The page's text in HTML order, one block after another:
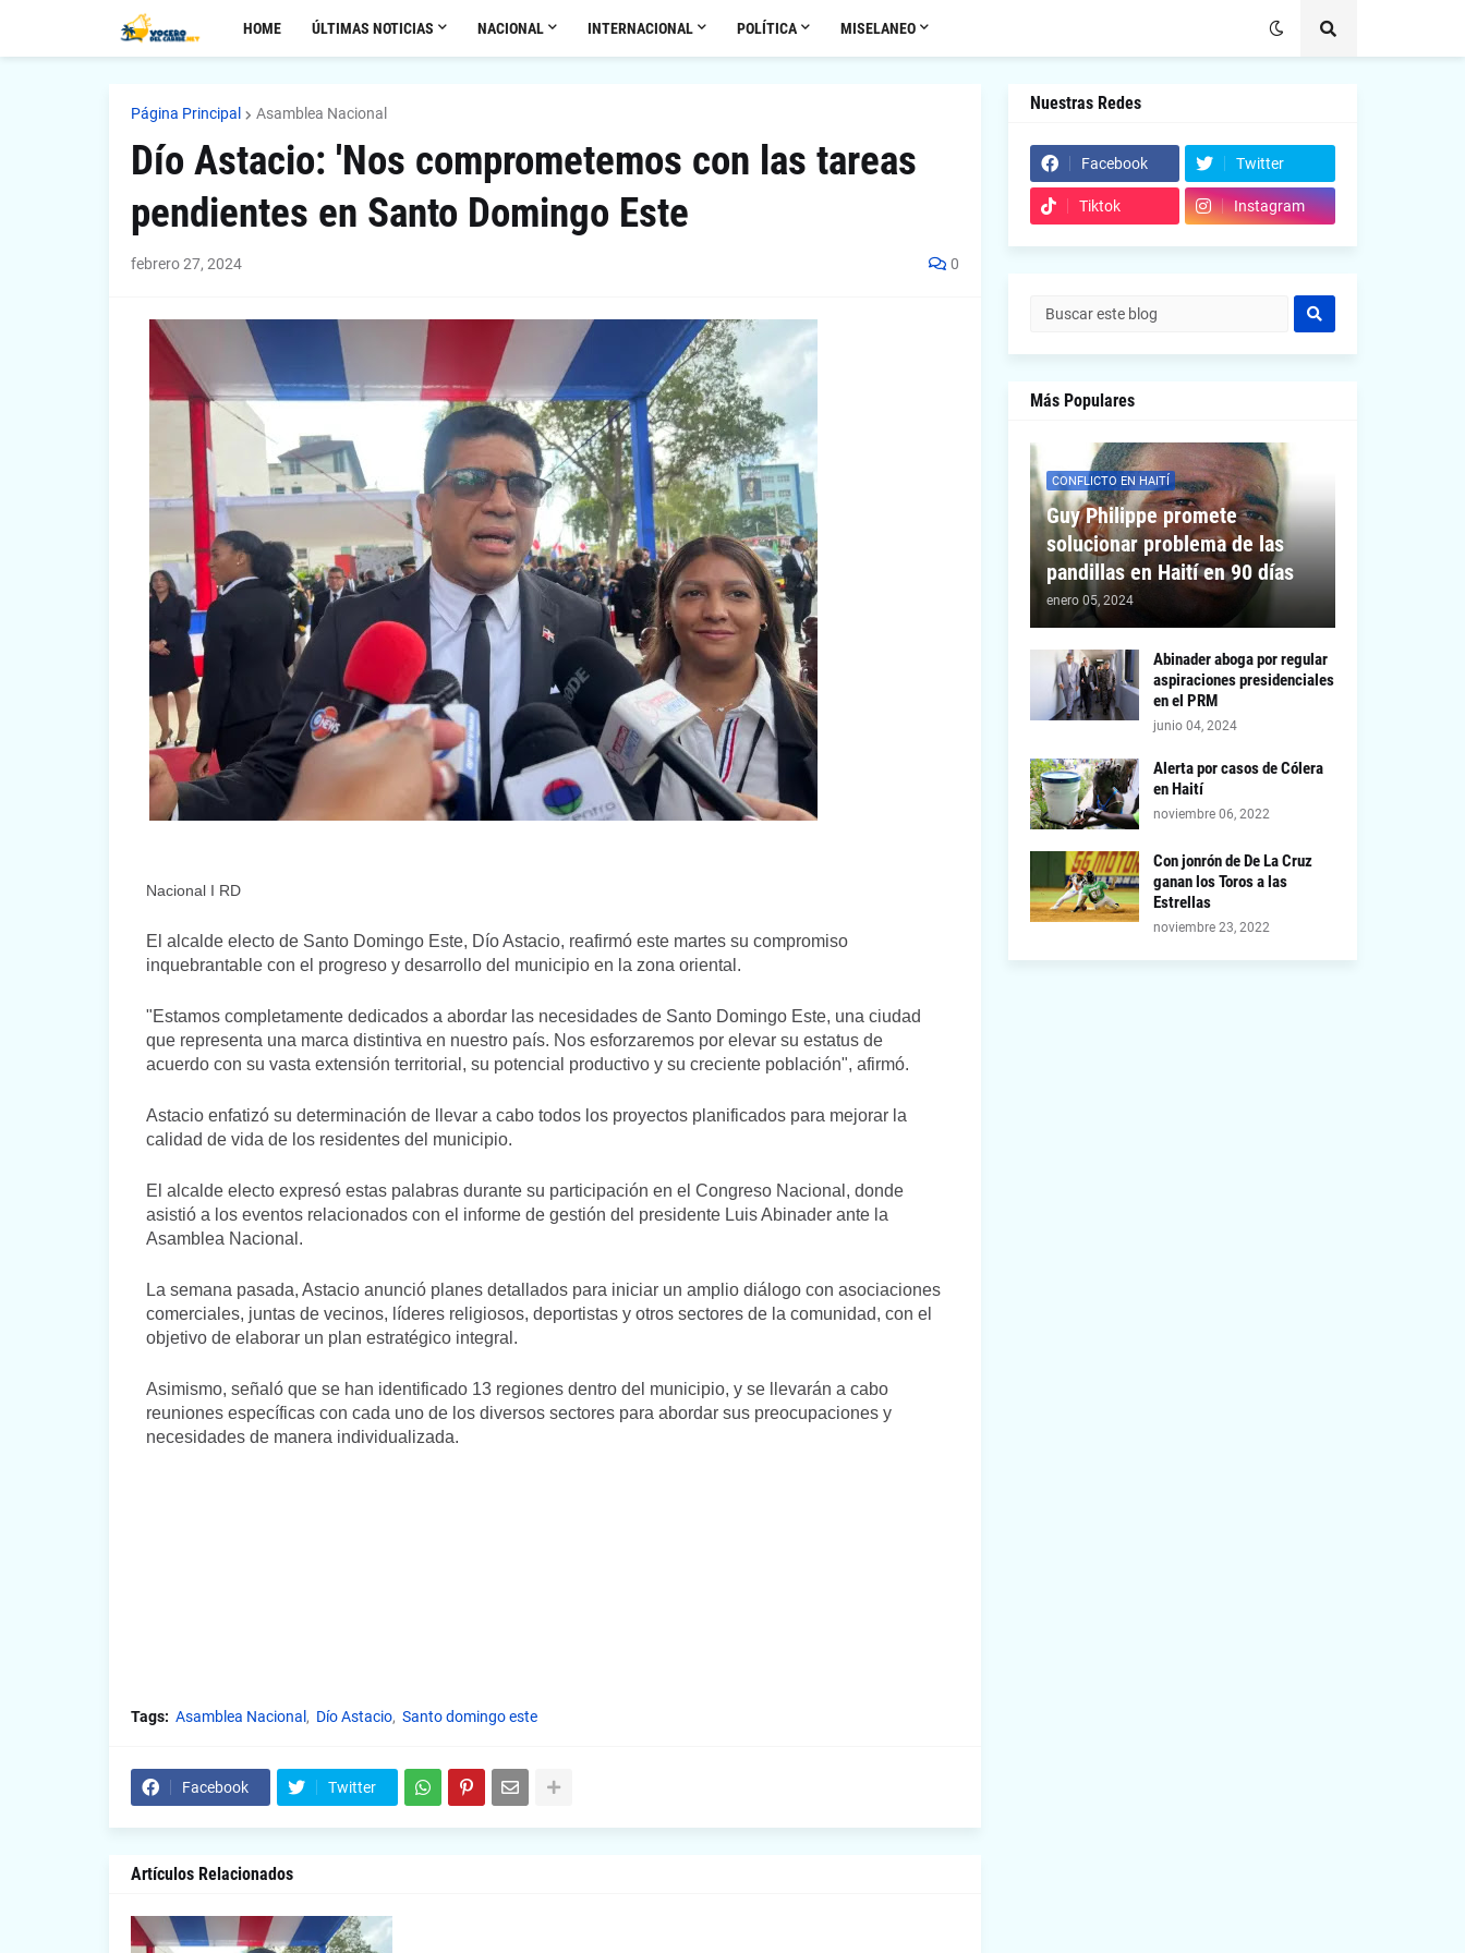
HOME ÚLTIMAS NOTICIAS NACIONAL INTERNACIONAL POLÍTICA MISELANEO
Página Principal Asamblea Nacional
Dío Astacio: 'Nos comprometemos con las tareas
pendientes en Santo Domingo Este
febrero 27, 2024 0
Nacional I RD
El alcalde electo de Santo Domingo Este, Dío Astacio, reafirmó este martes su compromiso
inquebrantable con el progreso y desarrollo del municipio en la zona oriental.
"Estamos completamente dedicados a abordar las necesidades de Santo Domingo Este, una ciudad
que representa una marca distintiva en nuestro país. Nos esforzaremos por elevar su estatus de
acuerdo con su vasta extensión territorial, su potencial productivo y su creciente población", afirmó.
Astacio enfatizó su determinación de llevar a cabo todos los proyectos planificados para mejorar la
calidad de vida de los residentes del municipio.
El alcalde electo expresó estas palabras durante su participación en el Congreso Nacional, donde
asistió a los eventos relacionados con el informe de gestión del presidente Luis Abinader ante la
Asamblea Nacional.
La semana pasada, Astacio anunció planes detallados para iniciar un amplio diálogo con asociaciones
comerciales, juntas de vecinos, líderes religiosos, deportistas y otros sectores de la comunidad, con el
objetivo de elaborar un plan estratégico integral.
Asimismo, señaló que se han identificado 13 regiones dentro del municipio, y se llevarán a cabo
reuniones específicas con cada uno de los diversos sectores para abordar sus preocupaciones y
necesidades de manera individualizada.
Tags: Asamblea Nacional Dío Astacio Santo domingo este
Facebook Twitter
Artículos Relacionados
Nuestras Redes
Facebook Twitter
Tiktok Instagram
Más Populares
CONFLICTO EN HAITÍ
Guy Philippe promete
solucionar problema de las
pandillas en Haití en 90 días
enero 05, 2024
Abinader aboga por regular
aspiraciones presidenciales
en el PRM
junio 04, 2024
Alerta por casos de Cólera
en Haití
noviembre 06, 2022
Con jonrón de De La Cruz
ganan los Toros a las
Estrellas
noviembre 23, 2022